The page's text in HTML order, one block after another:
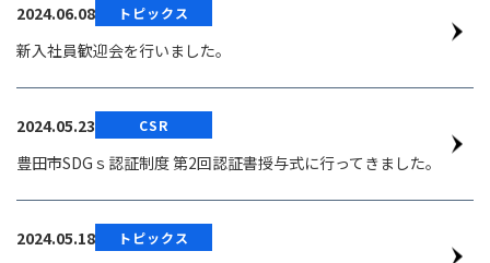
2024.06.08 トピックス
新入社員歓迎会を行いました。
2024.05.23 CSR
豊田市SDGｓ認証制度 第2回認証書授与式に行ってきました。
2024.05.18 トピックス